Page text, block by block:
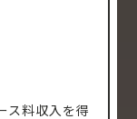
ス料収入を得